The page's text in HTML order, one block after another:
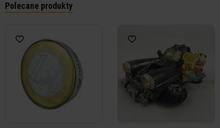
Polecane produkty